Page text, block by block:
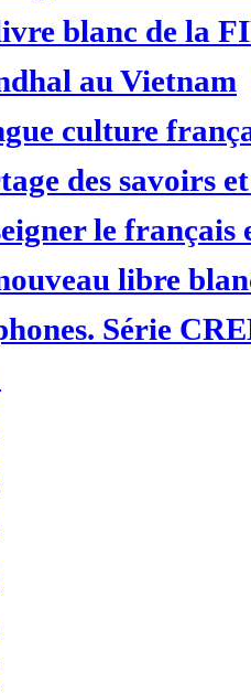
blanc de la
au Vietnam
culture
des savoirs
le
libre
Série